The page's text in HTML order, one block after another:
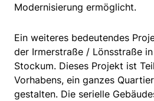
Modernisierung ermöglicht.
Ein weiteres bedeutendes
der Irmerstraße / Lönsstraße
Stockum. Dieses Projekt ist
Vorhabens, ein ganzes
gestalten. Die serielle